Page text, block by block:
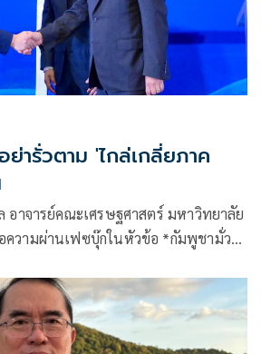
ารั่วตาม 'ไกล่เกลี่ยภาค
อาจารย์คณะเศรษฐศาสตร์ มหาวิทยาลัย
ความผ่านเฟซบุ๊กในหัวข้อ *กัมพูชามั่ว…